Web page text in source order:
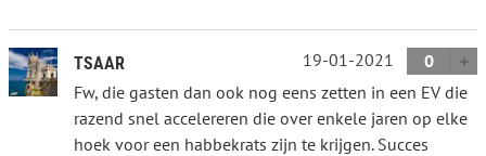
TSAAR 19-01-2021
0
Fw, die gasten dan ook nog eens zetten in een EV die
razend snel accelereren die over enkele jaren op elke
hoek voor een habbekrats zijn te krijgen. Succes